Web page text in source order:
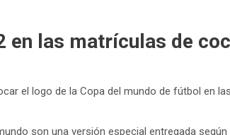
en las matrículas de
el logo de la Copa del mundo de fútbol en
son una versión especial entregada